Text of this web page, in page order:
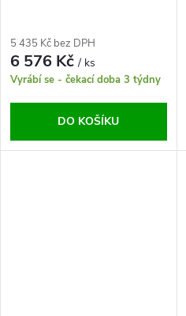
5 435 Kč bez DPH
6 576 Kč/ ks
Vyrábí se - čekací doba 3 týdny
DO KOŠÍKU